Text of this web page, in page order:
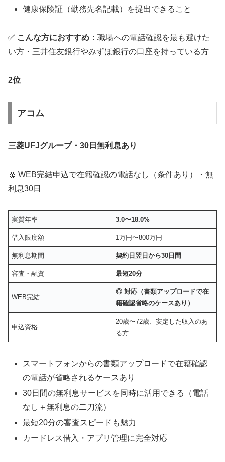
健康保険証（勤務先名記載）を提出できること
✅ こんな方におすすめ： 職場への電話確認を最も避けた
い方・三井住友銀行やみずほ銀行の口座を持っている方
2位
アコム
三菱UFJグループ・30日無利息あり
🥈 WEB完結申込で在籍確認の電話なし（条件あり）・無
利息30日
実質年率 3.0〜18.0%
借入限度額 1万円〜800万円
無利息期間 契約日翌日から30日間
審査・融資 最短20分
WEB完結
◎ 対応（書類アップロードで在
籍確認省略のケースあり）
申込資格
20歳〜72歳、安定した収入のあ
る方
スマートフォンからの書類アップロードで在籍確認
の電話が省略されるケースあり
30日間の無利息サービスを同時に活用できる（電話
なし＋無利息の二刀流）
最短20分の審査スピードも魅力
カードレス借入・アプリ管理に完全対応